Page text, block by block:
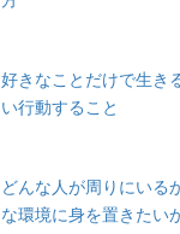
好きなことだけで生き
い行動すること
どんな人が周りにいる
な環境に身を置きたい